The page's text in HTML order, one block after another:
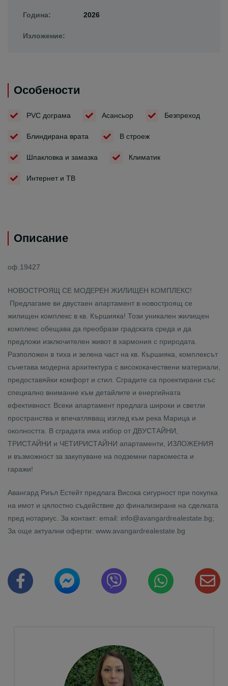
Година: 2026
Изложение:
Особености
PVC дограма Асансьор Безпреход
Блиндирана врата В строеж
Шпакловка и замазка Климатик
Интернет и ТВ
Описание
оф.19427
НОВОСТРОЯЩ СЕ МОДЕРЕН ЖИЛИЩЕН КОМПЛЕКС!
Предлагаме ви двустаен апартамент в новостроящ се
жилищен комплекс в кв. Кършияка! Този уникален жилищен
комплекс обещава да преобрази градската среда и да
предложи изключителен живот в хармония с природата.
Разположен в тиха и зелена част на кв. Кършияка, комплексът
съчетава модерна архитектура с висококачествени материали,
предоставяйки комфорт и стил. Сградите са проектирани със
специално внимание към детайлите и енергийната
ефективност. Всеки апартамент предлага широки и светли
пространства и впечатляващ изглед към река Марица и
околността. В сградата има избор от ДВУСТАЙНИ,
ТРИСТАЙНИ и ЧЕТИРИСТАЙНИ апартаменти, ИЗЛОЖЕНИЯ
и възможност за закупуване на подземни паркоместа и
гаражи!
Авангард Риъл Естейт предлага Висока сигурност при покупка
на имот и цялостно съдействие до финализиране на сделката
пред нотариус. За контакт: email: info@avangardrealestate.bg;
За още актуални оферти: www.avangardrealestate.bg